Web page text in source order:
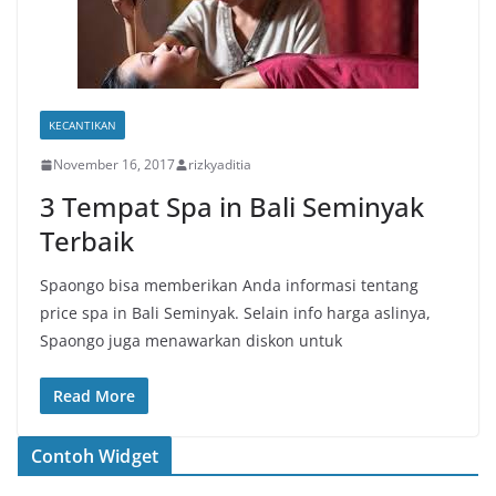
KECANTIKAN
November 16, 2017 rizkyaditia
3 Tempat Spa in Bali Seminyak
Terbaik
Spaongo bisa memberikan Anda informasi tentang
price spa in Bali Seminyak. Selain info harga aslinya,
Spaongo juga menawarkan diskon untuk
Read More
Contoh Widget